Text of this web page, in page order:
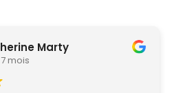
Marty
mois